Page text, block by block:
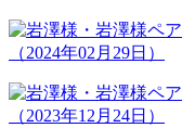
（2024年02月29日）
（2023年12月24日）